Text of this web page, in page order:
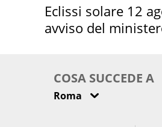
Eclissi solare 12
avviso del